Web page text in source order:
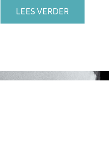
LEES VERDER